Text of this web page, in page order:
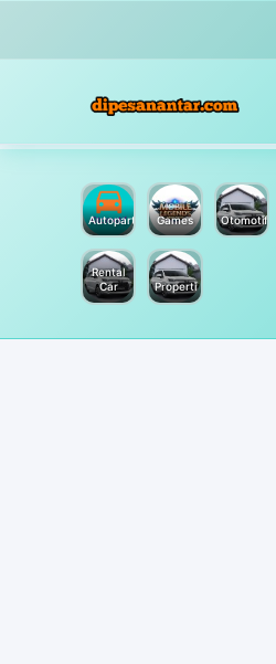
Autoparts Games Otomotif
Rental
Car
Properti